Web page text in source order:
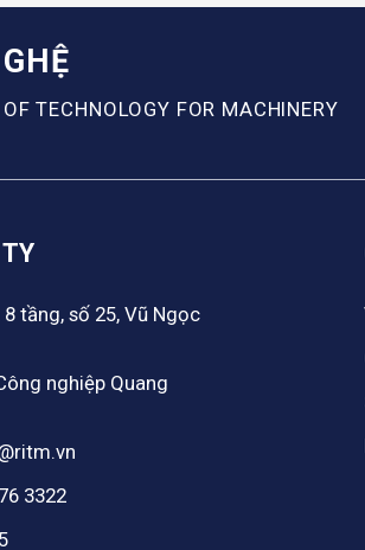
TECHNOLOGY FOR MACHINERY
tầng, số 25, Vũ Ngọc
nghiệp Quang
3322